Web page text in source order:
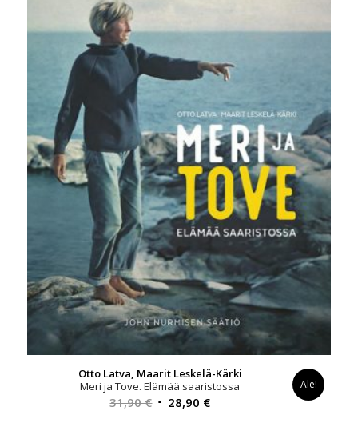
Otto Latva, Maarit Leskelä-Kärki
Meri ja Tove. Elämää saaristossa
31,90€ Alkuperäinen
28,90 €Nykyinen
Ale!